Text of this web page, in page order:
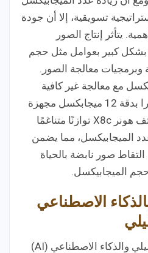
تسويقية، إلا أن جودة
يتأثر إنتاج الصور
بشكل كبير بعوامل مثل حجم
معالجة الصور.
108 ميجابكسل مع معالجة غير كافية
يمكن أن يتفوق عليه كاميرا بدقة 12 ميجابكسل مجهزة
ببرامج متطورة. يحقق هاتف هونر X8c توازنًا متناغمًا
الميجابيكسل، مما يضمن
صور نابضة بالحياة
الميجابيكسل.
الاصطناعي
تحسين أوضاع التصوير الليلي والذكاء الاصطناعي (AI)